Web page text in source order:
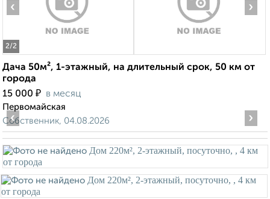
2/2
‹ ›
Дача 50м², 1-этажный, на длительный срок, 50 км от
города
15 000 ₽ в месяц
Первомайская
Собственник, 04.08.2026
‹ ›